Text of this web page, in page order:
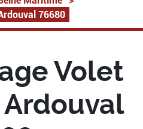
76680
Volet